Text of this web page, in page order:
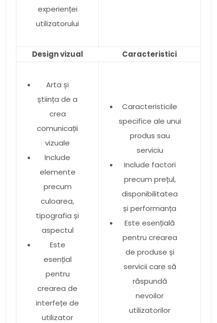
experienței
utilizatorului
Design vizual Caracteristici
Arta și
știința de a
crea
comunicații
vizuale
Include
elemente
precum
culoarea,
tipografia și
aspectul
Este
esențial
pentru
crearea de
interfețe de
utilizator
Caracteristicile
specifice ale unui
produs sau
serviciu
Include factori
precum prețul,
disponibilitatea
și performanța
Este esențială
pentru crearea
de produse și
servicii care să
răspundă
nevoilor
utilizatorilor